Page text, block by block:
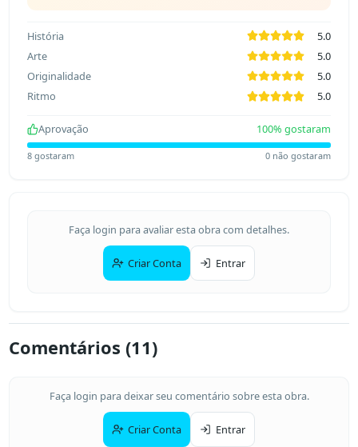
História
5.0
Arte
5.0
Originalidade
5.0
Ritmo
5.0
Aprovação 100% gostaram
8gostaram 0 não gostaram
Faça login para avaliar esta obra com detalhes.
Criar Conta Entrar
Comentários (11)
Faça login para deixar seu comentário sobre esta obra.
Criar Conta Entrar